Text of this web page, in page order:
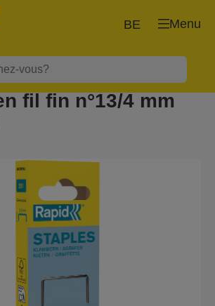
Menu
BE
fil fin n°13/4 mm